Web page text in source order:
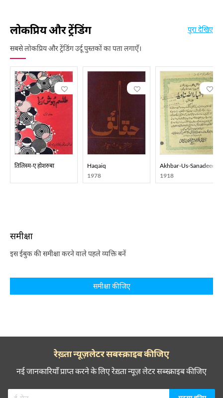
लोकप्रिय और ट्रेंडिंग
सबसे लोकप्रिय और ट्रेंडिंग उर्दू पुस्तकों का पता लगाएँ।
पूरा देखिए
तिलिस्म-ए होशरुबा
Haqaiq
1978
Akhbar-Us-Sanadeed
1918
समीक्षा
इस ईबुक की समीक्षा करने वाले पहले व्यक्ति बनें
समीक्षा कीजिए
रेख़्ता न्यूज़लेटर सबस्क्राइब कीजिए
नई जानकारियाँ प्राप्त करने के लिए रेख़्ता न्यूज़ लेटर सब्स्क्राइब कीजिए